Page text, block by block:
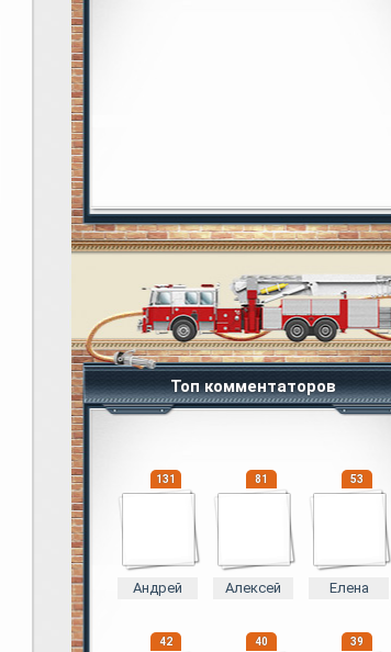
Топ комментаторов
131
Андрей
81
Алексей
53
Елена
42 40 39